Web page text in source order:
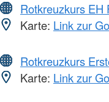
Rotkreuzkurs EH
Karte: Link zur
Rotkreuzkurs
Karte: Link zur